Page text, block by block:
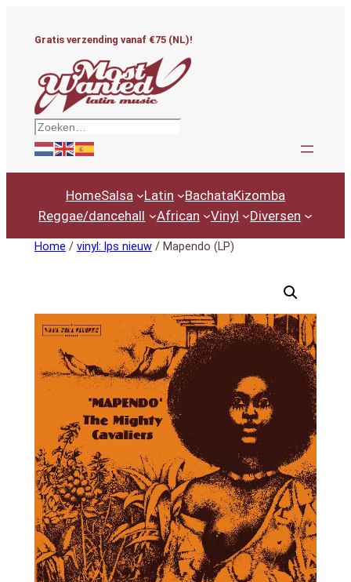
Gratis verzending vanaf €75 (NL)!
Zoeken
HomeSalsa Latin BachataKizomba
Reggae/dancehall
African Vinyl Diversen
Home / vinyl: lps nieuw/ Mapendo (LP)